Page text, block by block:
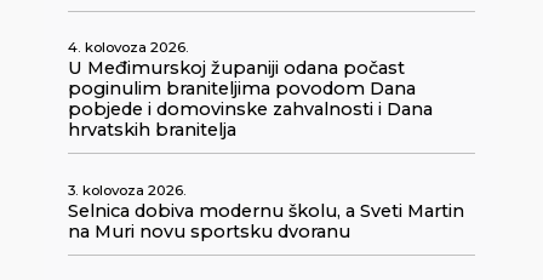
4. kolovoza 2026.
U Međimurskoj županiji odana počast
poginulim braniteljima povodom Dana
pobjede i domovinske zahvalnosti i Dana
hrvatskih branitelja
3. kolovoza 2026.
Selnica dobiva modernu školu, a Sveti Martin
na Muri novu sportsku dvoranu